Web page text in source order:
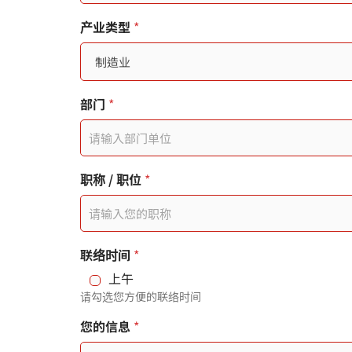
t
e
d
t
a
t
s
+
1
产业类型 *
部门 *
*
联
络
时
联
时
间
职称 / 职位 *
联络时间 *
上午
请勾选您方便的联络时间
您的信息 *